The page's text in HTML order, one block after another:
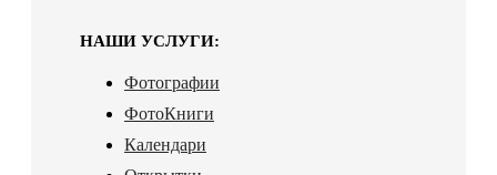
НАШИ УСЛУГИ:
Фотографии
ФотоКниги
Календари